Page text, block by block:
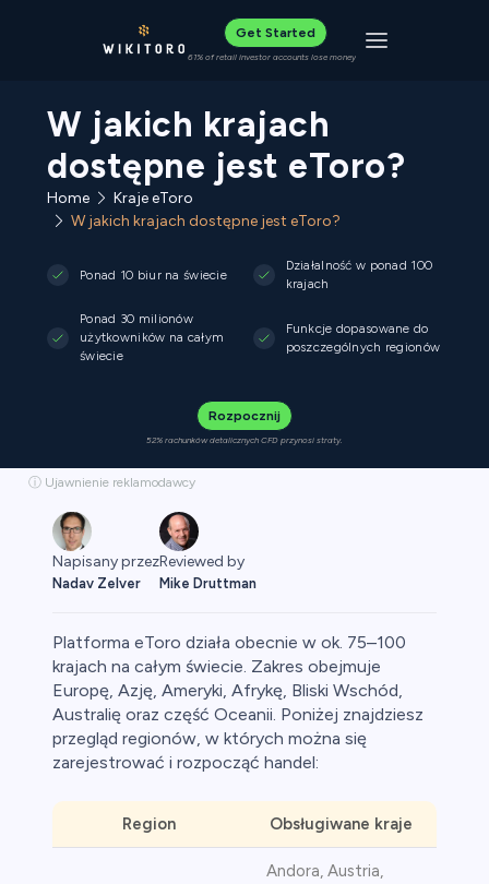
Get Started
61% of retail investor accounts lose money Toggle
W jakich krajach
dostępne jest eToro?
Home
Kraje eToro
W jakich krajach dostępne jest eToro?
Ponad 10 biur na świecie
Działalność w ponad 100
krajach
Ponad 30 milionów
użytkowników na całym
świecie
Funkcje dopasowane do
poszczególnych regionów
Rozpocznij
52% rachunków detalicznych CFD przynosi straty.
ⓘ Ujawnienie reklamodawcy
Napisany przez
Nadav Zelver
Reviewed by
Mike Druttman
Platforma eToro działa obecnie w ok. 75–100
krajach na całym świecie. Zakres obejmuje
Europę, Azję, Ameryki, Afrykę, Bliski Wschód,
Australię oraz część Oceanii. Poniżej znajdziesz
przegląd regionów, w których można się
zarejestrować i rozpocząć handel:
Region Obsługiwane kraje
Andora, Austria,